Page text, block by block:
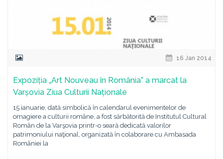
16 Jan 2014
Expoziția „Art Nouveau în România” a marcat la
Varșovia Ziua Culturii Naționale
15 ianuarie, dată simbolică în calendarul evenimentelor de
omagiere a culturii române, a fost sărbătorită de Institutul Cultural
Român de la Varşovia printr-o seară dedicată valorilor
patrimoniului naţional, organizată în colaborare cu Ambasada
României la